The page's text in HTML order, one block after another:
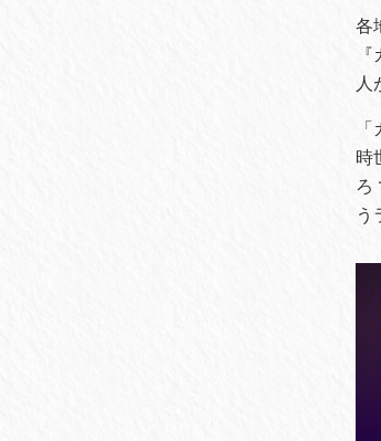
各
人
時
ろ
う